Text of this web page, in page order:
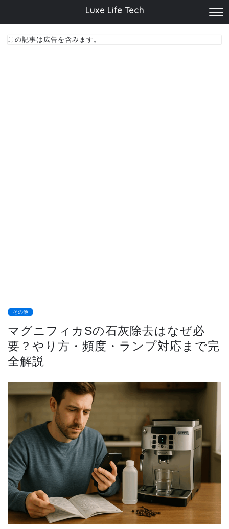
Luxe Life Tech
この記事は広告を含みます。
その他
マグニフィカSの石灰除去はなぜ必
要？やり方・頻度・ランプ対応まで完
全解説